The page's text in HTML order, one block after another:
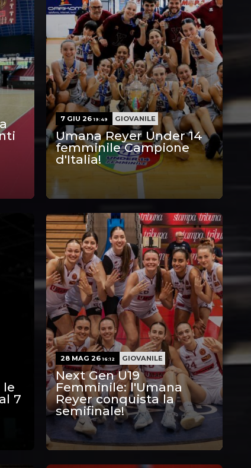
Umana Reyer Under 14
femminile Campione
d'Italia!
7 GIU 2619:49 GIOVANILE
le
7
Next Gen U19
Femminile: l'Umana
Reyer conquista la
semifinale!
28 MAG 2616:12 GIOVANILE